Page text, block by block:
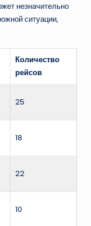
незначительно
ситуации,
Количество
рейсов
25
18
22
10